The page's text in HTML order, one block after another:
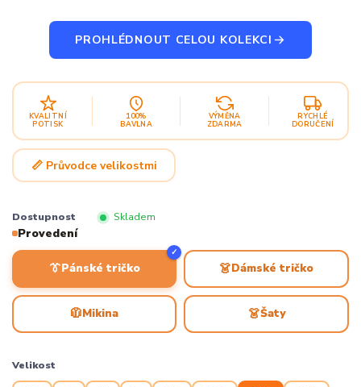
PROHLÉDNOUT CELOU KOLEKCI
KVALITNÍ
POTISK
100%
BAVLNA
VÝMĚNA
ZDARMA
RYCHLÉ
DORUČENÍ
📏 Průvodce velikostmi
Dostupnost Skladem
Provedení
👔Pánské tričko
✓
👗Dámské tričko
🧥Mikina 👗Šaty
Velikost